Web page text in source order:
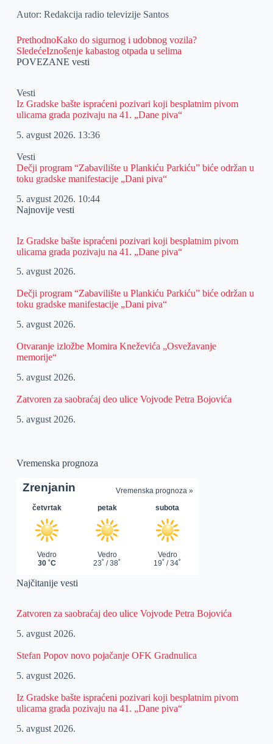
Autor: Redakcija radio televizije Santos
PrethodnoKako do sigurnog i udobnog vozila?
SledećeIznošenje kabastog otpada u selima
POVEZANE vesti
Vesti
Iz Gradske bašte ispraćeni pozivari koji besplatnim pivom
ulicama grada pozivaju na 41. „Dane piva“
5. avgust 2026. 13:36
Vesti
Dečji program “Zabavilište u Plankiću Parkiću” biće održan u
toku gradske manifestacije „Dani piva“
5. avgust 2026. 10:44
Najnovije vesti
Iz Gradske bašte ispraćeni pozivari koji besplatnim pivom
ulicama grada pozivaju na 41. „Dane piva“
5. avgust 2026.
Dečji program “Zabavilište u Plankiću Parkiću” biće održan u
toku gradske manifestacije „Dani piva“
5. avgust 2026.
Otvaranje izložbe Momira Kneževića „Osvežavanje
memorije“
5. avgust 2026.
Zatvoren za saobraćaj deo ulice Vojvode Petra Bojovića
5. avgust 2026.
Vremenska prognoza
Najčitanije vesti
Zatvoren za saobraćaj deo ulice Vojvode Petra Bojovića
5. avgust 2026.
Stefan Popov novo pojačanje OFK Gradnulica
5. avgust 2026.
Iz Gradske bašte ispraćeni pozivari koji besplatnim pivom
ulicama grada pozivaju na 41. „Dane piva“
5. avgust 2026.